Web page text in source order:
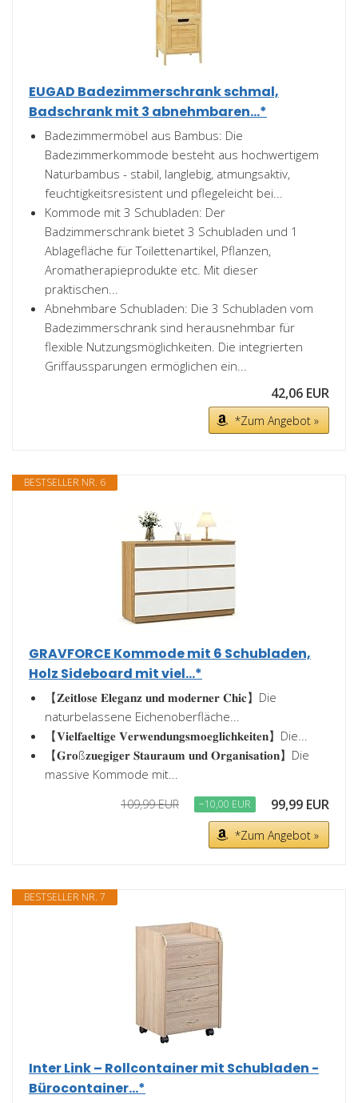
EUGAD Badezimmerschrank schmal,
Badschrank mit 3 abnehmbaren...*
Badezimmermöbel aus Bambus: Die
Badezimmerkommode besteht aus hochwertigem
Naturbambus - stabil, langlebig, atmungsaktiv,
feuchtigkeitsresistent und pflegeleicht bei...
Kommode mit 3 Schubladen: Der
Badzimmerschrank bietet 3 Schubladen und 1
Ablagefläche für Toilettenartikel, Pflanzen,
Aromatherapieprodukte etc. Mit dieser
praktischen...
Abnehmbare Schubladen: Die 3 Schubladen vom
Badezimmerschrank sind herausnehmbar für
flexible Nutzungsmöglichkeiten. Die integrierten
Griffaussparungen ermöglichen ein...
42,06 EUR
*Zum Angebot »
BESTSELLER NR. 6
GRAVFORCE Kommode mit 6 Schubladen,
Holz Sideboard mit viel...*
【𝐙𝐞𝐢𝐭𝐥𝐨𝐬𝐞 𝐄𝐥𝐞𝐠𝐚𝐧𝐳 𝐮𝐧𝐝 𝐦𝐨𝐝𝐞𝐫𝐧𝐞𝐫 𝐂𝐡𝐢𝐜】Die
naturbelassene Eichenoberfläche...
【𝐕𝐢𝐞𝐥𝐟𝐚𝐞𝐥𝐭𝐢𝐠𝐞 𝐕𝐞𝐫𝐰𝐞𝐧𝐝𝐮𝐧𝐠𝐬𝐦𝐨𝐞𝐠𝐥𝐢𝐜𝐡𝐤𝐞𝐢𝐭𝐞𝐧】Die...
【𝐆𝐫𝐨ß𝐳𝐮𝐞𝐠𝐢𝐠𝐞𝐫 𝐒𝐭𝐚𝐮𝐫𝐚𝐮𝐦 𝐮𝐧𝐝 𝐎𝐫𝐠𝐚𝐧𝐢𝐬𝐚𝐭𝐢𝐨𝐧】Die
massive Kommode mit...
109,99 EUR −10,00 EUR 99,99 EUR
*Zum Angebot »
BESTSELLER NR. 7
Inter Link – Rollcontainer mit Schubladen -
Bürocontainer...*